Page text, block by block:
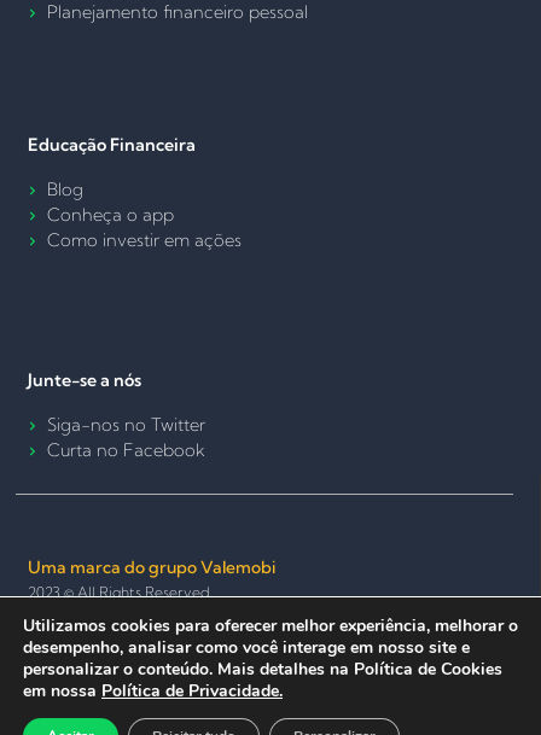
Planejamento financeiro pessoal
Educação Financeira
Blog
Conheça o app
Como investir em ações
Junte-se a nós
Siga-nos no Twitter
Curta no Facebook
Uma marca do grupo Valemobi
2023 © All Rights Reserved.
Termos de Uso e Política de PrivacidadePolítica de Cookies
Seguro e anônimo
Utilizamos cookies para oferecer melhor experiência, melhorar o
desempenho, analisar como você interage em nosso site e
personalizar o conteúdo. Mais detalhes na Política de Cookies
em nossa Política de Privacidade.